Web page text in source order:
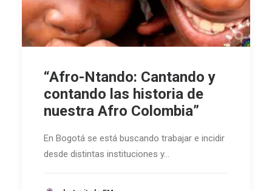
SEARCH
CART
“Afro-Ntando: Cantando y
contando las historia de
nuestra Afro Colombia”
En Bogotá se está buscando trabajar e incidir
desde distintas instituciones y…